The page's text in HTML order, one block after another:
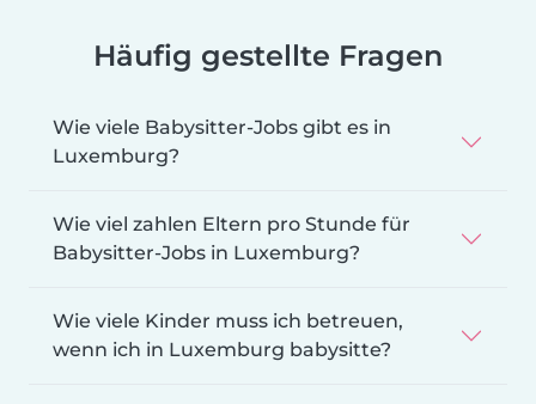
Häufig gestellte Fragen
Wie viele Babysitter-Jobs gibt es in
Luxemburg?
Wie viel zahlen Eltern pro Stunde für
Babysitter-Jobs in Luxemburg?
Wie viele Kinder muss ich betreuen,
wenn ich in Luxemburg babysitte?